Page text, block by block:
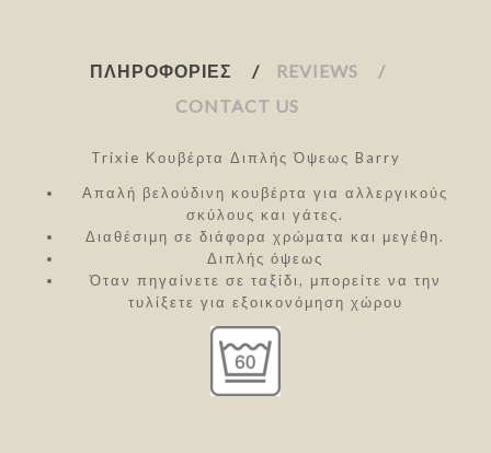
ΠΛΗΡΟΦΟΡΊΕΣ
REVIEWS
CONTACT US
Trixie Κουβέρτα Διπλής Όψεως Barry
Απαλή βελούδινη κουβέρτα για αλλεργικούς
σκύλους και γάτες.
Διαθέσιμη σε διάφορα χρώματα και μεγέθη.
Διπλής όψεως
Όταν πηγαίνετε σε ταξίδι, μπορείτε να την
τυλίξετε για εξοικονόμηση χώρου